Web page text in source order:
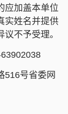
应加盖本单位
实姓名并提供
不予受理。
号省委网